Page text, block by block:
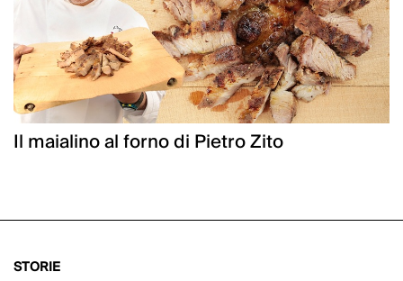
Il maialino al forno di Pietro Zito
STORIE